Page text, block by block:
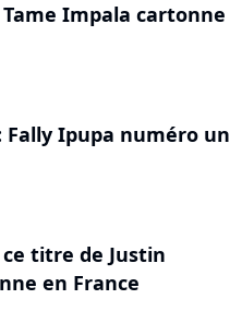
Tame Impala cartonne
Fally Ipupa numéro un
ce titre de Justin
en France